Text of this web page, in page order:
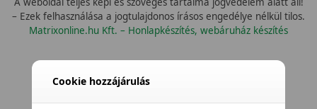
– Ezek felhasználása a jogtulajdonos írásos engedélye nélkül tilos.
Matrixonline.hu Kft. – Honlapkészítés, webáruház készítés
Cookie hozzájárulás